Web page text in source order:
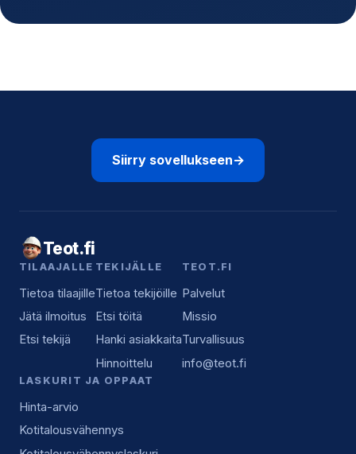
Siirry sovellukseen→
Teot.fi
TILAAJALLE
Tietoa tilaajille
Jätä ilmoitus
Etsi tekijä
TEKIJÄLLE
Tietoa tekijöille
Etsi töitä
Hanki asiakkaita
Hinnoittelu
TEOT.FI
Palvelut
Missio
Turvallisuus
info@teot.fi
LASKURIT JA OPPAAT
Hinta-arvio
Kotitalousvähennys